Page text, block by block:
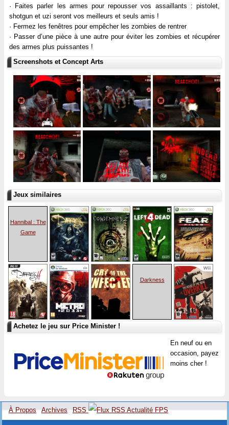
· Faites parler les armes pour repousser vos assaillants : pistolet,
shotgun et uzi seront vos meilleurs et seuls amis !
· Fermez les fenêtres pour empêcher les zombies de rentrer
· Passer d’une pièce à une autre pour éviter les zombies et récupérer
des armes plus puissantes !
Screenshots et Concept Arts
Jeux similaires
Hannibal : The
Game
Darkness
Achetez le jeu sur Price Minister !
En neuf ou en
occasion, payez
moins cher !
À Propos Archives RSS